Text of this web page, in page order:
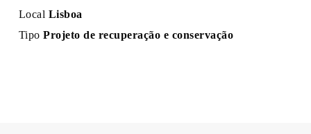
Local Lisboa
TipoProjeto de recuperação e conservação